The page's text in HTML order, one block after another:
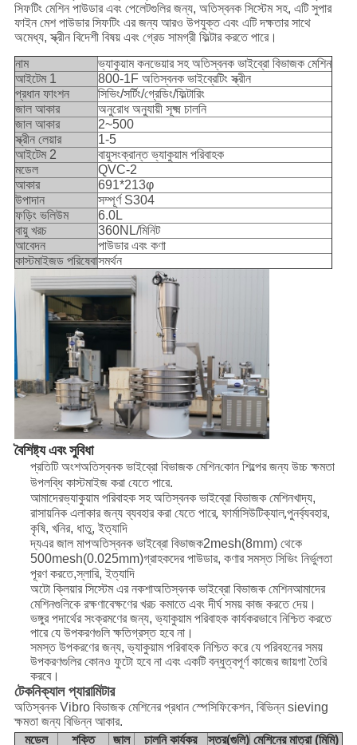
সিফটিং মেশিন পাউডার এবং পেলেটগুলির জন্য, অতিস্বনক সিস্টেম সহ, এটি সুপার
ফাইন মেশ পাউডার সিফটিং এর জন্য আরও উপযুক্ত এবং এটি দক্ষতার সাথে
অমেধ্য, স্ক্রীন বিদেশী বিষয় এবং গ্রেড সামগ্রী ফিল্টার করতে পারে।
নাম
ভ্যাকুয়াম কনভেয়ার সহ অতিস্বনক ভাইব্রো বিভাজক মেশিন
আইটেম 1
800-1F অতিস্বনক ভাইব্রেটিং স্ক্রীন
প্রধান ফাংশন
সিভিং/সর্টিং/গ্রেডিং/ফিল্টারিং
জাল আকার
অনুরোধ অনুযায়ী সূক্ষ্ম চালনি
জাল আকার
2~500
স্ক্রীন লেয়ার
1-5
আইটেম 2
বায়ুসংক্রান্ত ভ্যাকুয়াম পরিবাহক
মডেল
QVC-2
আকার
691*213φ
উপাদান
সম্পূর্ণ S304
ফড়িং ভলিউম
6.0L
বায়ু খরচ
360NL/মিনিট
আবেদন
পাউডার এবং কণা
কাস্টমাইজড পরিষেবাসমর্থন
বৈশিষ্ট্য এবং সুবিধা
প্রতিটি অংশঅতিস্বনক ভাইব্রো বিভাজক মেশিনকোন শিল্পের জন্য উচ্চ ক্ষমতা
উপলব্ধি কাস্টমাইজ করা যেতে পারে.
আমাদেরভ্যাকুয়াম পরিবাহক সহ অতিস্বনক ভাইব্রো বিভাজক মেশিনখাদ্য,
রাসায়নিক এলাকার জন্য ব্যবহার করা যেতে পারে, ফার্মাসিউটিক্যাল,পুনর্ব্যবহার,
কৃষি, খনির, ধাতু, ইত্যাদি
দ্যএর জাল মাপঅতিস্বনক ভাইব্রো বিভাজক2mesh(8mm) থেকে
500mesh(0.025mm)গ্রাহকদের পাউডার, কণার সমস্ত সিভিং নির্ভুলতা
পূরণ করতে,স্লারি, ইত্যাদি
অটো ক্লিয়ার সিস্টেম এর নকশাঅতিস্বনক ভাইব্রো বিভাজক মেশিনআমাদের
মেশিনগুলিকে রক্ষণাবেক্ষণের খরচ কমাতে এবং দীর্ঘ সময় কাজ করতে দেয়।
ভঙ্গুর পদার্থের সংক্রমণের জন্য, ভ্যাকুয়াম পরিবাহক কার্যকরভাবে নিশ্চিত করতে
পারে যে উপকরণগুলি ক্ষতিগ্রস্ত হবে না।
সমস্ত উপকরণের জন্য, ভ্যাকুয়াম পরিবাহক নিশ্চিত করে যে পরিবহনের সময়
উপকরণগুলির কোনও ফুটো হবে না এবং একটি বন্ধুত্বপূর্ণ কাজের জায়গা তৈরি
করবে।
টেকনিক্যাল প্যারামিটার
অতিস্বনক Vibro বিভাজক মেশিনের প্রধান স্পেসিফিকেশন, বিভিন্ন sieving
ক্ষমতা জন্য বিভিন্ন আকার.
মডেল
শক্তি জাল চালনি কার্যকর স্তর(গুলি) মেশিনের মাত্রা (মিমি)